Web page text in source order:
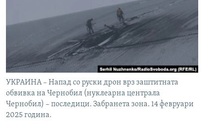
УКРАИНА – Напад со руски дрон врз заштитната
обвивка на Чернобил (нуклеарна централа
Чернобил) – последици. Забранета зона. 14 февруари
2025 година.